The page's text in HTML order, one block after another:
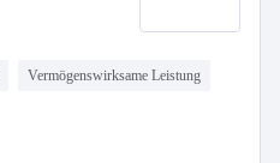
Vermögenswirksame Leistung